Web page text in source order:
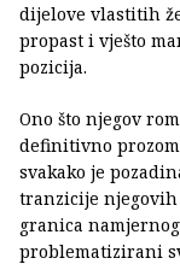
dijelove vlastitih
propast i vješto
pozicija.
Ono što njegov
definitivno
svakako je
tranzicije njegovih
granica
problematizirani